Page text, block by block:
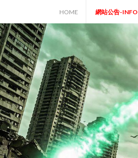
content
HOME 網站公告-INFO